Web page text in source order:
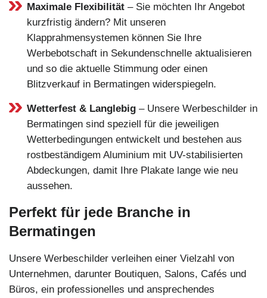
Maximale Flexibilität – Sie möchten Ihr Angebot
kurzfristig ändern? Mit unseren
Klapprahmensystemen können Sie Ihre
Werbebotschaft in Sekundenschnelle aktualisieren
und so die aktuelle Stimmung oder einen
Blitzverkauf in Bermatingen widerspiegeln.
Wetterfest & Langlebig – Unsere Werbeschilder in
Bermatingen sind speziell für die jeweiligen
Wetterbedingungen entwickelt und bestehen aus
rostbeständigem Aluminium mit UV-stabilisierten
Abdeckungen, damit Ihre Plakate lange wie neu
aussehen.
Perfekt für jede Branche in
Bermatingen
Unsere Werbeschilder verleihen einer Vielzahl von
Unternehmen, darunter Boutiquen, Salons, Cafés und
Büros, ein professionelles und ansprechendes